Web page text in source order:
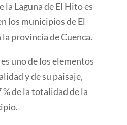
la Laguna de El Hito es
los municipios de El
provincia de Cuenca.
uno de los elementos
y de su paisaje,
de la totalidad de la